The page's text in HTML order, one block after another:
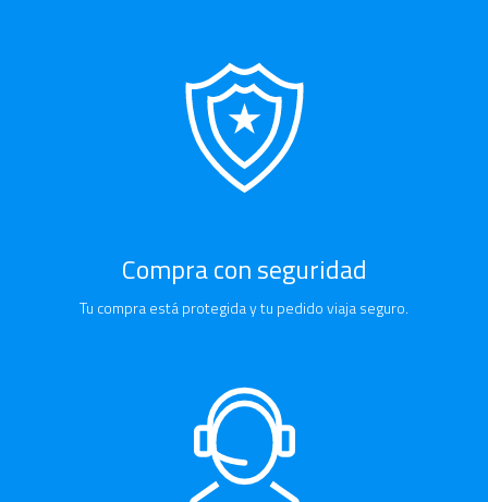
Compra con seguridad
Tu compra está protegida y tu pedido viaja seguro.